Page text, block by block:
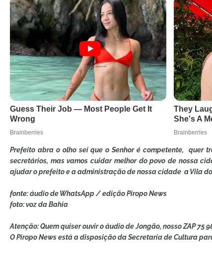
Prefeito abra o olho sei que o Senhor é competente, quer
secretários, mas vamos cuidar melhor do povo de nossa
ajudar o prefeito e a administração de nossa cidade a Vila
fonte: áudio de WhatsApp / edição Piropo News
foto: voz da Bahia
Atenção: Quem quiser ouvir o áudio de Jongão, nosso ZAP 75
O Piropo News está a disposição da Secretaria de Cultura